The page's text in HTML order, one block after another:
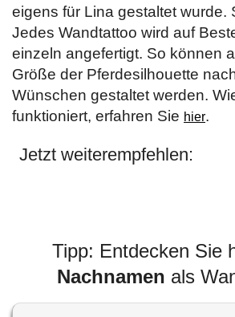
eigens für Lina gestaltet wurde.
Jedes Wandtattoo wird auf
einzeln angefertigt. So können
Größe der Pferdesilhouette
Wünschen gestaltet werden.
funktioniert, erfahren Sie hier.
Jetzt weiterempfehlen:
Tipp: Entdecken Sie
Nachnamen als